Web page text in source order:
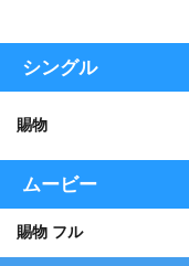
シングル
賜物
ムービー
賜物 フル